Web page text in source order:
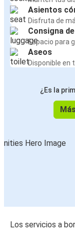
Asientos
Disfruta de
Consigna
Espacio para
Aseos
Disponible en
¿Es la
Los servicios a